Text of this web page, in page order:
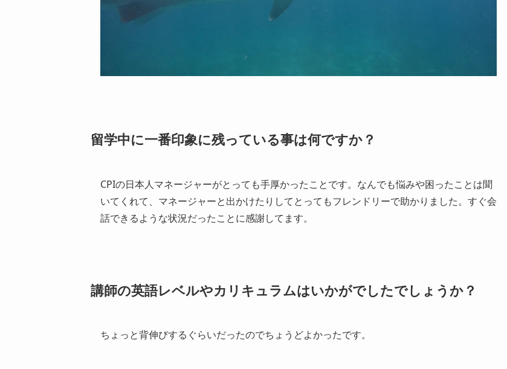
留学中に一番印象に残っている事は何ですか？
CPIの日本人マネージャーがとっても手厚かったことです。なんでも悩みや困ったことは聞
いてくれて、マネージャーと出かけたりしてとってもフレンドリーで助かりました。すぐ会
話できるような状況だったことに感謝してます。
講師の英語レベルやカリキュラムはいかがでしたでしょうか？
ちょっと背伸びするぐらいだったのでちょうどよかったです。